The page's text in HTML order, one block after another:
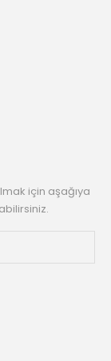
için aşağıya